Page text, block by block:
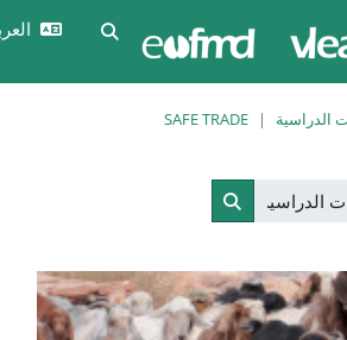
تبديل إدخال البحث
العربية ‎(ar)‎
تسجيل
الدراسية